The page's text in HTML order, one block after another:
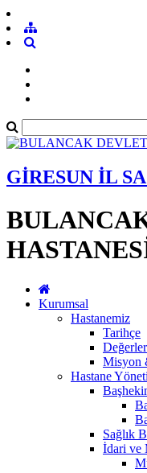
GİRESUN İL
Kurumsal
Hastanemiz
Tarihçe
Misyon
Hastane
Sağlık
İdari ve